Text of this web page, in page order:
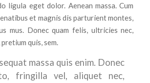
ligula eget dolor. Aenean massa. Cum
et magnis dis parturient montes,
mus. Donec quam felis, ultricies nec,
quis, sem.
massa quis enim. Donec
fringilla vel, aliquet nec,